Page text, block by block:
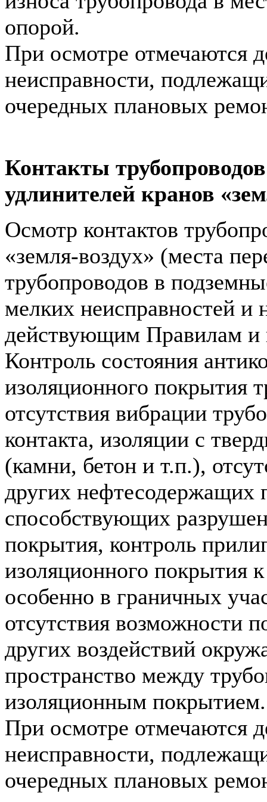
опорой.
При осмотре отмечаются
неисправности,
очередных плановых
Контакты
удлинителей кранов
Осмотр контактов
«земля-воздух» (места
трубопроводов в
мелких неисправностей и
действующим Правилам и
Контроль состояния
изоляционного покрытия
отсутствия вибрации
контакта, изоляции с
(камни, бетон и т.п.),
других нефтесодержащих
способствующих
покрытия, контроль
изоляционного покрытия
особенно в граничных
отсутствия возможности
других воздействий
пространство между
изоляционным покрытием.
При осмотре отмечаются
неисправности,
очередных плановых